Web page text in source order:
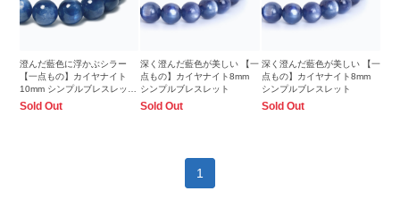
澄んだ藍色に浮かぶシラー
【一点もの】カイヤナイト
10mm シンプルブレスレット
【鑑別書付き】
Sold Out
深く澄んだ藍色が美しい 【一
点もの】カイヤナイト8mm
シンプルブレスレット
Sold Out
深く澄んだ藍色が美しい 【一
点もの】カイヤナイト8mm
シンプルブレスレット
Sold Out
1